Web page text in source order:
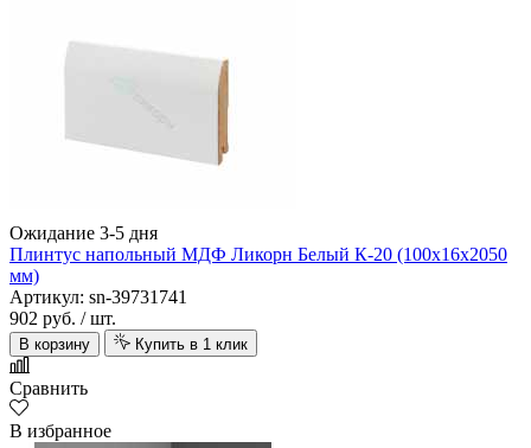
Ожидание 3-5 дня
Плинтус напольный МДФ Ликорн Белый К-20 (100х16х2050
мм)
Артикул: sn-39731741
902 руб. / шт.
В корзину Купить в 1 клик
Сравнить
В избранное